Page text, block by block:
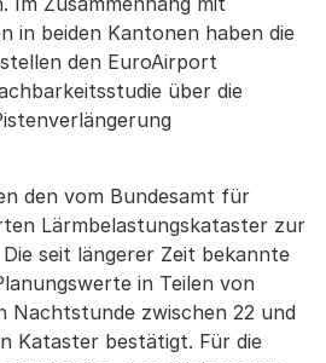
in beiden Kantonen haben die
den EuroAirport
über die
den vom Bundesamt für
Lärmbelastungskataster zur
seit längerer Zeit bekannte
in Teilen von
Nachtstunde zwischen 22 und
Kataster bestätigt. Für die